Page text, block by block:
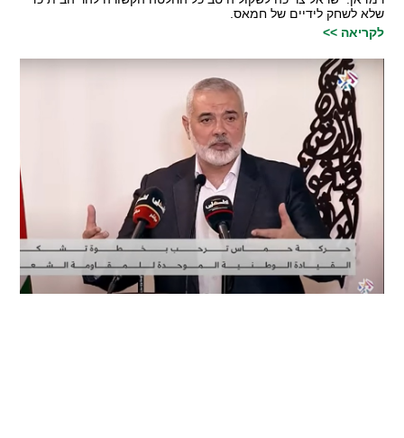
שלא לשחק לידיים של חמאס.
לקריאה >>